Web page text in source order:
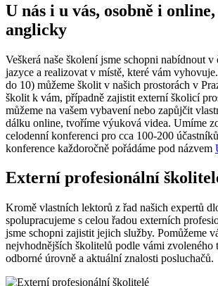
U nás i u vás, osobně i
anglicky
Veškerá naše školení jsme schopni nabídnout v
jazyce a realizovat v místě, které vám
do 10) můžeme školit v našich prostorách v
školit k vám, případně zajistit externí školicí
můžeme na vašem vybavení nebo zapůjčit
dálku online, tvoříme výuková videa. Umíme
celodenní konferenci pro cca 100-200
konference každoročně pořádáme pod názvem
Externí profesionální
Kromě vlastních lektorů z řad našich expertů
spolupracujeme s celou řadou externích
jsme schopni zajistit jejich služby. Pomůžeme
nejvhodnějších školitelů podle vámi zvoleného
odborné úrovně a aktuální znalosti posluchačů.